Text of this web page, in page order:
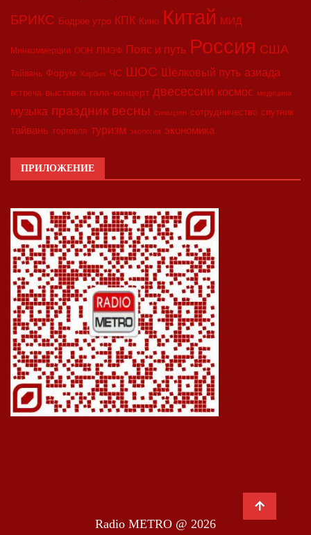
БРИКС Бодрое утро КПК Кино Китай МИД
Минкоммерции ООН ПМЭФ Пояс и путь Россия США
Тайвань Форум Харбин ЧС ШОС Шёлковый путь азиада
встреча выставка гала-концерт двесессии космос медицина
музыка праздник весны синьцзян сотрудничество спутник
тайвань торговля туризм экология экономика
ПРИЛОЖЕНИЕ
Radio METRO @ 2026